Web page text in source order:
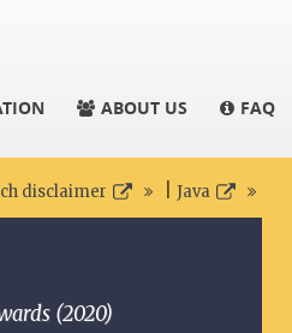
ABOUT US FAQ
disclaimer Java
(2020)